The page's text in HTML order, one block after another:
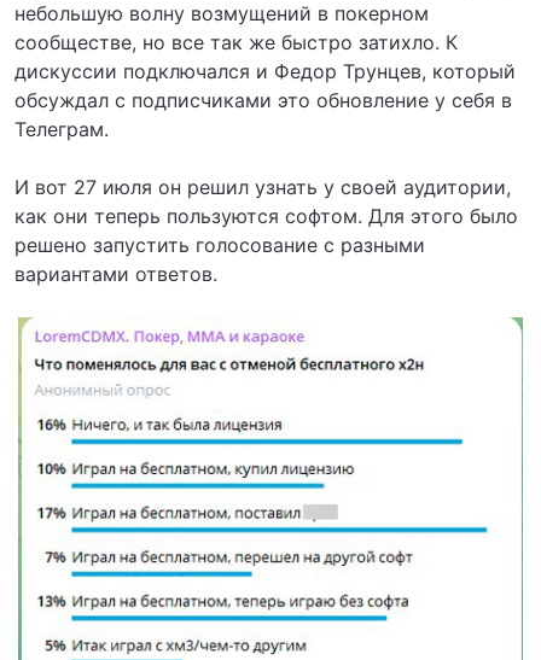
небольшую волну возмущений в покерном
сообществе, но все так же быстро затихло. К
дискуссии подключался и Федор Трунцев, который
обсуждал с подписчиками это обновление у себя в
Телеграм.
И вот 27 июля он решил узнать у своей аудитории,
как они теперь пользуются софтом. Для этого было
решено запустить голосование с разными
вариантами ответов.